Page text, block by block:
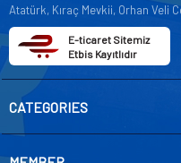
Atatürk, Kıraç Mevkii, Orhan Veli
E-ticaret Sitemiz
Etbis Kayıtlıdır
CATEGORIES